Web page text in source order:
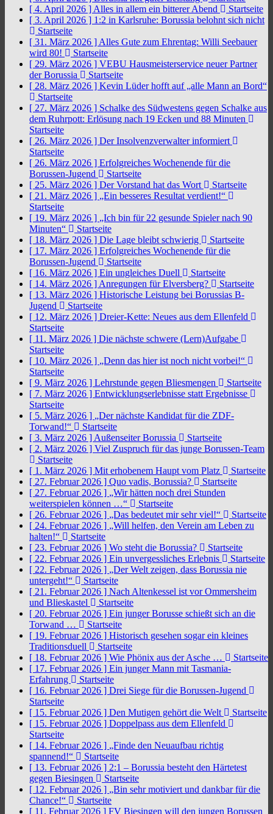
[ 4. April 2026 ] Alles in allem ein bitterer Abend
Startseite
[ 3. April 2026 ] 1:2 in Karlsruhe: Borussia belohnt sich nicht
Startseite
[ 31. März 2026 ] Alles Gute zum Ehrentag: Willi Seebauer
wird 80!
Startseite
[ 29. März 2026 ] VEBU Hausmeisterservice neuer Partner
der Borussia
Startseite
[ 28. März 2026 ] Kevin Lüder hofft auf „alle Mann an Bord“
Startseite
[ 27. März 2026 ] Schalke des Südwestens gegen Schalke aus
dem Ruhrpott: Erlösung nach 19 Ecken und 88 Minuten
Startseite
[ 26. März 2026 ] Der Insolvenzverwalter informiert
Startseite
[ 26. März 2026 ] Erfolgreiches Wochenende für die
Borussen-Jugend
Startseite
[ 25. März 2026 ] Der Vorstand hat das Wort
Startseite
[ 21. März 2026 ] „Ein besseres Resultat verdient!“
Startseite
[ 19. März 2026 ] „Ich bin für 22 gesunde Spieler nach 90
Minuten“
Startseite
[ 18. März 2026 ] Die Lage bleibt schwierig
Startseite
[ 17. März 2026 ] Erfolgreiches Wochenende für die
Borussen-Jugend
Startseite
[ 16. März 2026 ] Ein ungleiches Duell
Startseite
[ 14. März 2026 ] Anregungen für Elversberg?
Startseite
[ 13. März 2026 ] Historische Leistung bei Borussias B-
Jugend
Startseite
[ 12. März 2026 ] Dreier-Kette: Neues aus dem Ellenfeld
Startseite
[ 11. März 2026 ] Die nächste schwere (Lern)Aufgabe
Startseite
[ 10. März 2026 ] „Denn das hier ist noch nicht vorbei!“
Startseite
[ 9. März 2026 ] Lehrstunde gegen Bliesmengen
Startseite
[ 7. März 2026 ] Entwicklungserlebnisse statt Ergebnisse
Startseite
[ 5. März 2026 ] „Der nächste Kandidat für die ZDF-
Torwand!“
Startseite
[ 3. März 2026 ] Außenseiter Borussia
Startseite
[ 2. März 2026 ] Viel Zuspruch für das junge Borussen-Team
Startseite
[ 1. März 2026 ] Mit erhobenem Haupt vom Platz
Startseite
[ 27. Februar 2026 ] Quo vadis, Borussia?
Startseite
[ 27. Februar 2026 ] „Wir hätten noch drei Stunden
weiterspielen können …“
Startseite
[ 26. Februar 2026 ] „Das bedeutet mir sehr viel!“
Startseite
[ 24. Februar 2026 ] „Will helfen, den Verein am Leben zu
halten!“
Startseite
[ 23. Februar 2026 ] Wo steht die Borussia?
Startseite
[ 22. Februar 2026 ] Ein unvergessliches Erlebnis
Startseite
[ 22. Februar 2026 ] „Der Welt zeigen, dass Borussia nie
untergeht!“
Startseite
[ 21. Februar 2026 ] Nach Altenkessel ist vor Ommersheim
und Blieskastel
Startseite
[ 20. Februar 2026 ] Ein junger Borusse schießt sich an die
Torwand …
Startseite
[ 19. Februar 2026 ] Historisch gesehen sogar ein kleines
Traditionsduell
Startseite
[ 18. Februar 2026 ] Wie Phönix aus der Asche …
Startseite
[ 17. Februar 2026 ] Ein junger Mann mit Tasmania-
Erfahrung
Startseite
[ 16. Februar 2026 ] Drei Siege für die Borussen-Jugend
Startseite
[ 15. Februar 2026 ] Den Mutigen gehört die Welt
Startseite
[ 15. Februar 2026 ] Doppelpass aus dem Ellenfeld
Startseite
[ 14. Februar 2026 ] „Finde den Neuaufbau richtig
spannend!“
Startseite
[ 13. Februar 2026 ] 2:1 – Borussia besteht den Härtetest
gegen Biesingen
Startseite
[ 12. Februar 2026 ] „Bin sehr motiviert und dankbar für die
Chance!“
Startseite
[ 11. Februar 2026 ] FV Biesingen will den jungen Borussen